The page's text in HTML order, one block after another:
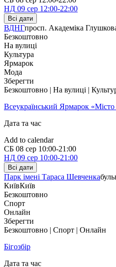
НД 09 сер 12:00-22:00
Всі дати
ВДНГпросп. Академіка
Безкоштовно
На вулиці
Культура
Ярмарок
Мода
Зберегти
Безкоштовно | На вулиці |
Всеукраїнський Ярмарок
Дата та час
Add to calendar
СБ 08 сер 10:00-21:00
НД 09 сер 10:00-21:00
Всі дати
Парк імені Тараса Шевченка
КиївКиїв
Безкоштовно
Спорт
Онлайн
Зберегти
Безкоштовно | Спорт | Онлайн
Бігозбір
Дата та час